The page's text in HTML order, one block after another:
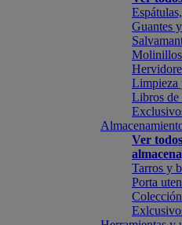
Guantes
Molinillos
Limpieza
Libros de
Ver
Tarros y
Porta